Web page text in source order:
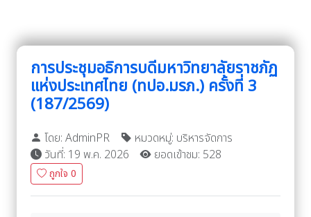
การประชุมอธิการบดีมหาวิทยาลัยราชภัฏ
แห่งประเทศไทย (ทปอ.มรภ.) ครั้งที่ 3
(187/2569)
โดย: AdminPR
หมวดหมู่: บริหารจัดการ
วันที่: 19 พ.ค. 2026
ยอดเข้าชม: 528
ถูกใจ 0